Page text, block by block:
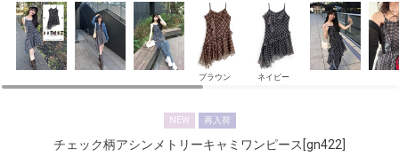
ブラウン ネイビー
NEW 再入荷
チェック柄アシンメトリーキャミワンピース [gn422]